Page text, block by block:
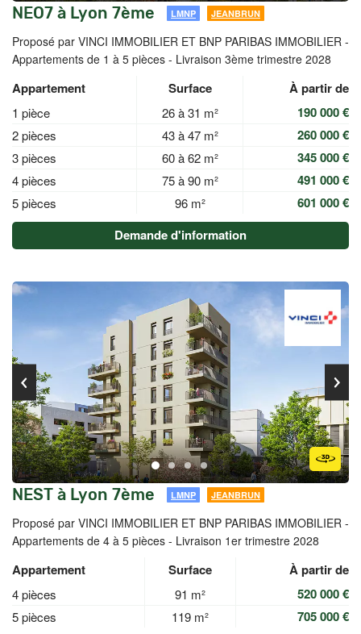
NEO7 à Lyon 7ème LMNP JEANBRUN
Proposé par VINCI IMMOBILIER ET BNP PARIBAS IMMOBILIER -
Appartements de 1 à 5 pièces - Livraison 3ème trimestre 2028
Appartement Surface À partir de
1 pièce 26 à 31 m² 190 000 €
2 pièces 43 à 47 m² 260 000 €
3 pièces 60 à 62 m² 345 000 €
4 pièces 75 à 90 m² 491 000 €
5 pièces 96 m²
601 000 €
Demande d'information
NEST à Lyon 7ème LMNP JEANBRUN
Proposé par VINCI IMMOBILIER ET BNP PARIBAS IMMOBILIER -
Appartements de 4 à 5 pièces - Livraison 1er trimestre 2028
Appartement Surface À partir de
4 pièces 91 m² 520 000 €
5 pièces 119 m²
705 000 €